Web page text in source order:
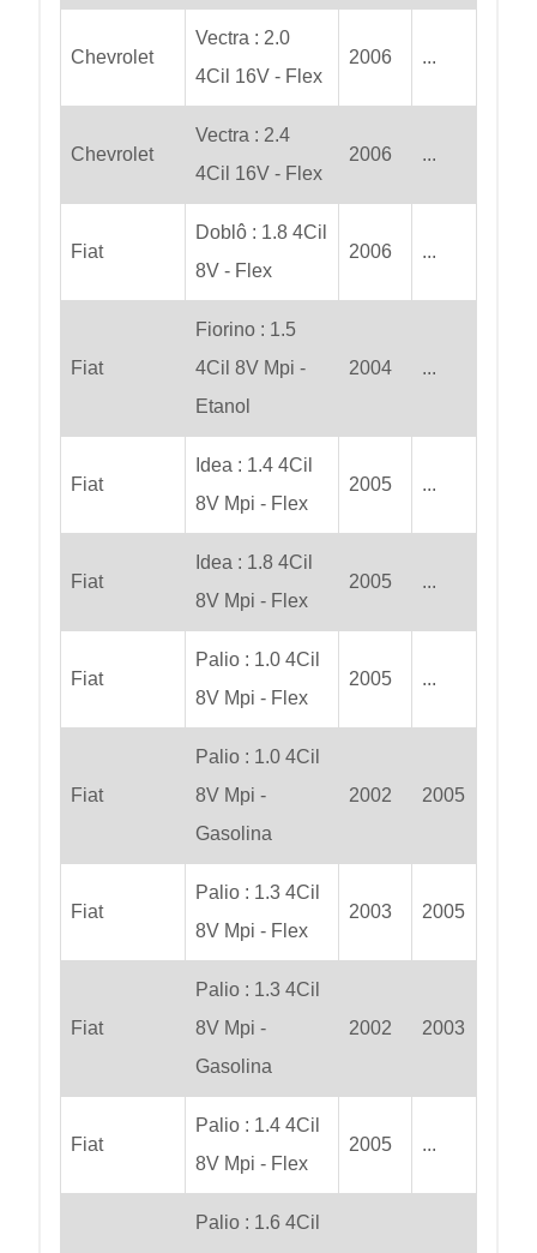
Chevrolet
Vectra : 2.0
4Cil 16V - Flex
2006 ...
Chevrolet
Vectra : 2.4
4Cil 16V - Flex
2006 ...
Fiat
Doblô : 1.8 4Cil
8V - Flex
2006 ...
Fiat
Fiorino : 1.5
4Cil 8V Mpi -
Etanol
2004 ...
Fiat
Idea : 1.4 4Cil
8V Mpi - Flex
2005 ...
Fiat
Idea : 1.8 4Cil
8V Mpi - Flex
2005 ...
Fiat
Palio : 1.0 4Cil
8V Mpi - Flex
2005 ...
Fiat
Palio : 1.0 4Cil
8V Mpi -
Gasolina
2002 2005
Fiat
Palio : 1.3 4Cil
8V Mpi - Flex
2003 2005
Fiat
Palio : 1.3 4Cil
8V Mpi -
Gasolina
2002 2003
Fiat
Palio : 1.4 4Cil
8V Mpi - Flex
2005 ...
Palio : 1.6 4Cil